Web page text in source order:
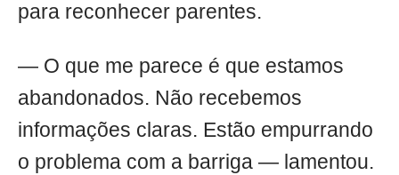
para reconhecer parentes.
— O que me parece é que estamos
abandonados. Não recebemos
informações claras. Estão empurrando
o problema com a barriga — lamentou.